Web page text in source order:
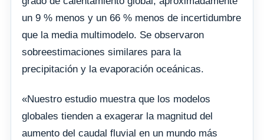
un 9 % menos y un 66 % menos de incertidumbre
que la media multimodelo. Se observaron
sobreestimaciones similares para la
precipitación y la evaporación oceánicas.
«Nuestro estudio muestra que los modelos
globales tienden a exagerar la magnitud del
aumento del caudal fluvial en un mundo más